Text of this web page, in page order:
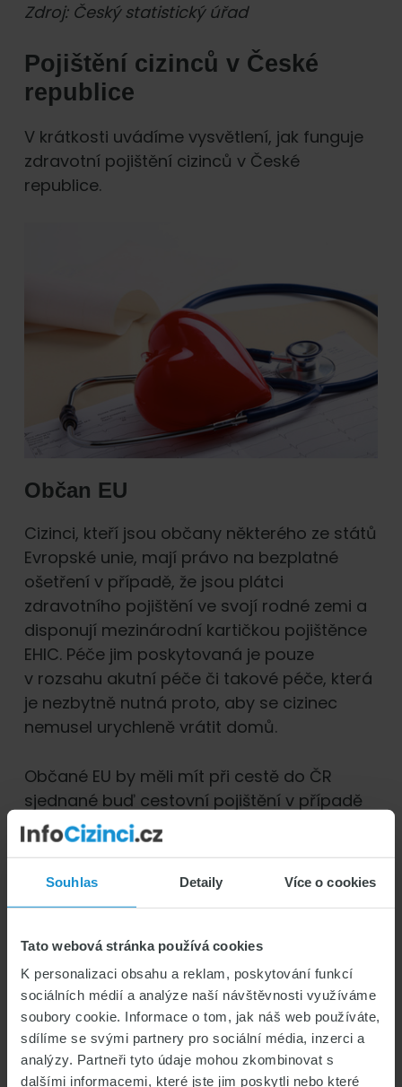
Souhlas Detaily Více o cookies
Tato webová stránka používá cookies
K personalizaci obsahu a reklam, poskytování funkcí
sociálních médií a analýze naší návštěvnosti využíváme
soubory cookie. Informace o tom, jak náš web používáte,
sdílíme se svými partnery pro sociální média, inzerci a
analýzy. Partneři tyto údaje mohou zkombinovat s
dalšími informacemi, které jste jim poskytli nebo které
Zdroj: Český statistický úřad
Pojištění cizinců v České
republice
V krátkosti uvádíme vysvětlení, jak funguje
zdravotní pojištění cizinců v České
republice.
Občan EU
Cizinci, kteří jsou občany některého ze států
Evropské unie, mají právo na bezplatné
ošetření v případě, že jsou plátci
zdravotního pojištění ve svojí rodné zemi a
disponují mezinárodní kartičkou pojištěnce
EHIC. Péče jim poskytovaná je pouze
v rozsahu akutní péče či takové péče, která
je nezbytně nutná proto, aby se cizinec
nemusel urychleně vrátit domů.
Občané EU by měli mít při cestě do ČR
sjednané buď cestovní pojištění v případě
krátkodobého pobytu (dovolené) nebo
komplexní zdravotní pojištění
dlouhodobějšího pobytu.
Jako cizinec z třetího státu pobývající
v České republice musíte mít sjednané
zdravotní pojištění cizinců prozískání víza
dle č. 277/2009 Sb. a zákonem č. 326/1999
Sb. o pobytu cizinců na území České